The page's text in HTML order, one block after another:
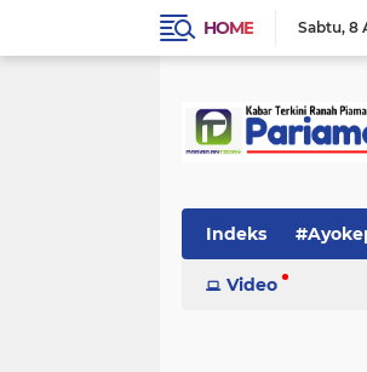
HOME Sabtu 8
Indeks
Video